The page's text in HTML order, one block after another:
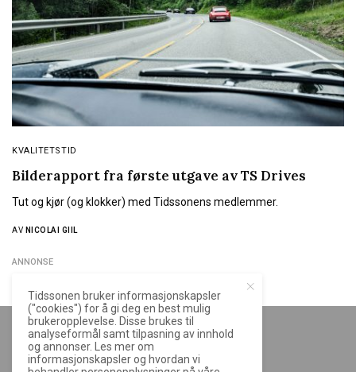
KVALITETSTID
Bilderapport fra første utgave av TS Drives
Tut og kjør (og klokker) med Tidssonens medlemmer.
AV NICOLAI GIIL
ANNONSE
Tidssonen bruker informasjonskapsler
("cookies") for å gi deg en best mulig
brukeropplevelse. Disse brukes til
analyseformål samt tilpasning av innhold
og annonser. Les mer om
informasjonskapsler og hvordan vi